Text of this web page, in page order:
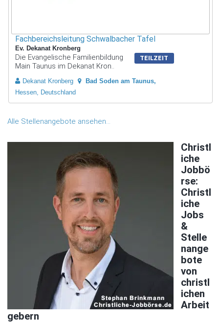
Fachbereichsleitung Schwalbacher Tafel
Ev. Dekanat Kronberg
TEILZEIT
Die Evangelische Familienbildung
Main Taunus im Dekanat Kron..
Dekanat Kronberg
Bad Soden am Taunus
Hessen, Deutschland
Alle Stellenangebote ansehen...
Christl
iche
Jobbö
rse:
Christl
iche
Jobs
&
Stelle
nange
bote
von
christl
ichen
Arbeit
gebern